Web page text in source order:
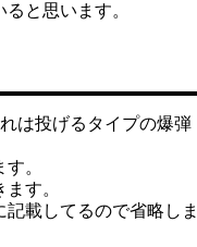
と思います。
は投げるタイプの爆弾
。
す。
記載してるので省略し